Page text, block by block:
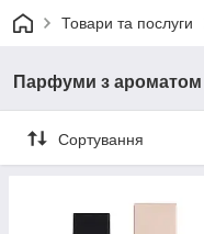
Товари та послуги
Парфуми з ароматом
Сортування